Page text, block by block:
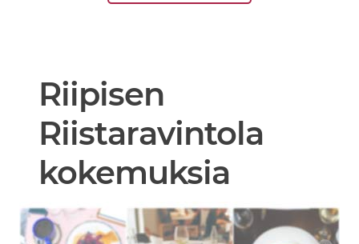
Riipisen
Riistaravintola
kokemuksia